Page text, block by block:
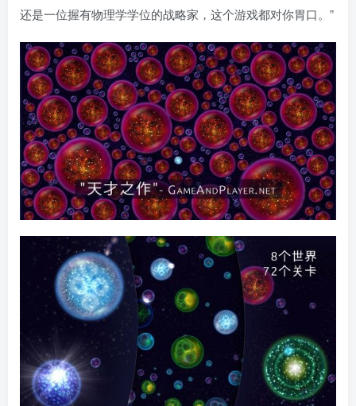
还是一位握有物理学学位的战略家，这个游戏都对你胃口。”